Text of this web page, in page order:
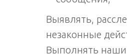
Выявлять,
незаконные
Выполнять наши